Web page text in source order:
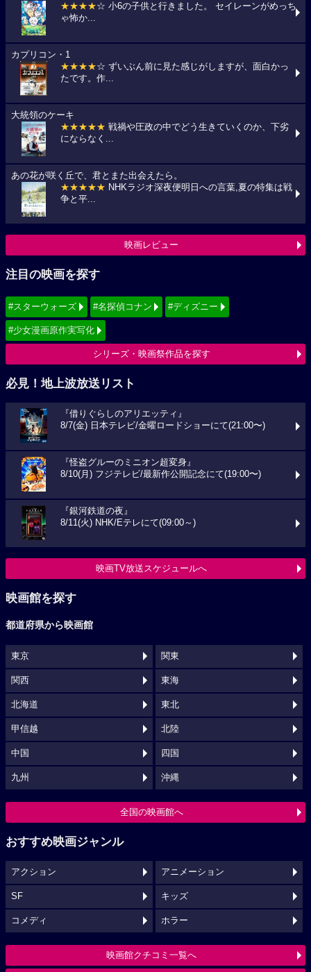
★★★★☆ 小6の子供と行きました。 セイレーンがめっち
ゃ怖か...
カプリコン・1
★★★★☆ ずいぶん前に見た感じがしますが、面白かっ
たです。作...
大統領のケーキ
★★★★★ 戦禍や圧政の中でどう生きていくのか、下劣
にならなく...
あの花が咲く丘で、君とまた出会えたら。
★★★★★ NHKラジオ深夜便明日への言葉,夏の特集は戦
争と平...
映画レビュー
注目の映画を探す
#スターウォーズ #名探偵コナン #ディズニー
#少女漫画原作実写化
シリーズ・映画祭作品を探す
必見！地上波放送リスト
『借りぐらしのアリエッティ』
8/7(金) 日本テレビ/金曜ロードショーにて(21:00〜)
『怪盗グルーのミニオン超変身』
8/10(月) フジテレビ/最新作公開記念にて(19:00〜)
『銀河鉄道の夜』
8/11(火) NHK/Eテレにて(09:00～)
映画TV放送スケジュールへ
映画館を探す
都道府県から映画館
東京 関東
関西 東海
北海道 東北
甲信越 北陸
中国 四国
九州 沖縄
全国の映画館へ
おすすめ映画ジャンル
アクション アニメーション
SF キッズ
コメディ ホラー
映画館クチコミ一覧へ